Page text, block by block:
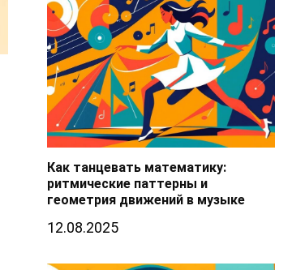
Как танцевать математику:
ритмические паттерны и
геометрия движений в музыке
12.08.2025